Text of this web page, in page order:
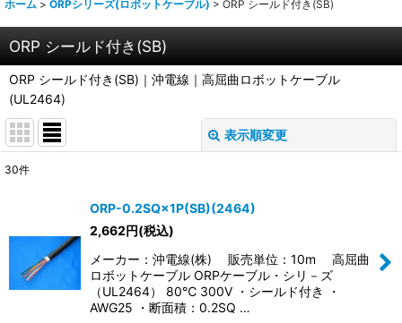
ホーム > ORPシリーズ(ロボットケーブル) > ORP シールド付き(SB)
ORP シールド付き(SB)
ORP シールド付き(SB)｜沖電線｜高屈曲ロボットケーブル
(UL2464)
表示順変更
並び順:
絞り込む
30件
ORP-0.2SQ×1P(SB)(2464)
2,662円(税込)
メーカー：沖電線(株) 販売単位：10m 高屈曲
ロボットケーブル ORPケーブル・シリ－ズ
（UL2464） 80℃ 300V ・シールド付き ・
AWG25 ・断面積：0.2SQ …